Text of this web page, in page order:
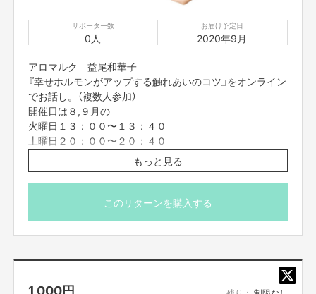
そして、ママも働きながら子育てするのが当たり前の時代、ママをサポート
して、みんなで子供という宝物を守っていきましよう‼
まずはその第一歩として、ママのケアやサポートをメインとした贈り物を届
作っていきます。
今回の結果から、みんなで子育てを応援する世界にしたいと新たに決意しま
した‼
♡妊婦さんや産後ママにおめでとう・ありがとうの贈り物
主役は赤ちゃん。
命がけの出産におめでとうと一緒に、感謝といたわりの贈り物があったら素
敵だと思いませんか？
サポーター数
0人
お届け予定日
2020年9月
アロマルク 益尾和華子
『幸せホルモンがアップする触れあいのコツ』をオンライン
でお話し。（複数人参加）
開催日は８,９月の
火曜日１３：００〜１３：４０
土曜日２０：００〜２０：４０
ご購入フォームの備考欄に第二ご希望日までのご記入をお
願いいたします。
後日メールにて日程調整のご案内を送らせていただきま
※zoom初心者の方も大歓迎。備考欄にご記入頂ければ使い
※購入後に日程が合わない等での返金対応は出来かねます
もっと見る
このリターンを購入する
1,000円